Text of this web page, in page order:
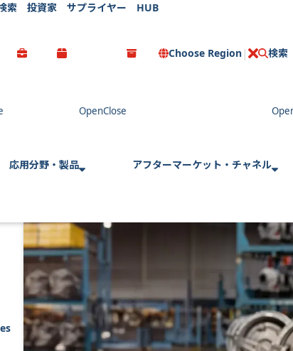
索 投資家 サプライヤー HUB
Choose Region 検索
s
応用分野・製品 アフターマーケット・チャネル